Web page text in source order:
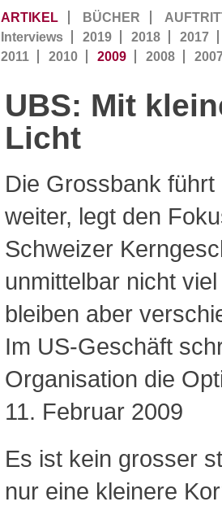
ARTIKEL BÜCHER
Interviews
2019 2018
2017
2011
2010 2009 2008
UBS: Mit
Licht
Die Grossbank
weiter, legt den
Schweizer
unmittelbar nicht
bleiben aber
Im US-Geschäft
Organisation die
11. Februar 2009
Es ist kein grosser
nur eine kleinere